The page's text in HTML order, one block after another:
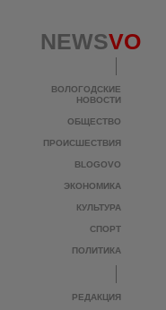
NEWSVO
ВОЛОГОДСКИЕ
НОВОСТИ
ОБЩЕСТВО
ПРОИСШЕСТВИЯ
BLOGOVO
ЭКОНОМИКА
КУЛЬТУРА
СПОРТ
ПОЛИТИКА
РЕДАКЦИЯ